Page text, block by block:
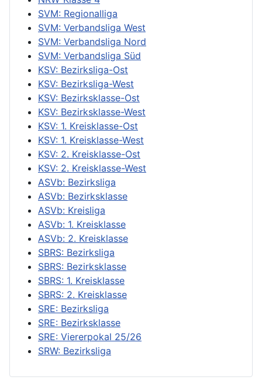
SVM: Regionalliga
SVM: Verbandsliga West
SVM: Verbandsliga Nord
SVM: Verbandsliga Süd
KSV: Bezirksliga-Ost
KSV: Bezirksliga-West
KSV: Bezirksklasse-Ost
KSV: Bezirksklasse-West
KSV: 1. Kreisklasse-Ost
KSV: 1. Kreisklasse-West
KSV: 2. Kreisklasse-Ost
KSV: 2. Kreisklasse-West
ASVb: Bezirksliga
ASVb: Bezirksklasse
ASVb: Kreisliga
ASVb: 1. Kreisklasse
ASVb: 2. Kreisklasse
SBRS: Bezirksliga
SBRS: Bezirksklasse
SBRS: 1. Kreisklasse
SBRS: 2. Kreisklasse
SRE: Bezirksliga
SRE: Bezirksklasse
SRE: Viererpokal 25/26
SRW: Bezirksliga